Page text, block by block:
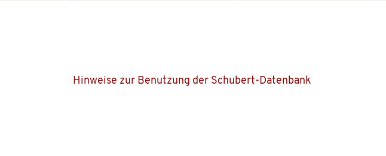
Hinweise zur Benutzung der Schubert-Datenbank